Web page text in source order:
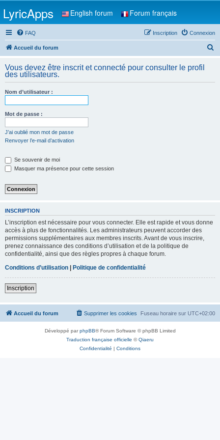
LyricApps English forum Forum français
FAQ Connexion
Inscription
Accueil du forum
h
Vous devez être inscrit et connecté pour consulter le profil
des utilisateurs.
Nom d’utilisateur :
Mot de passe :
J’ai oublié mon mot de passe
Renvoyer l’e-mail d’activation
Se souvenir de moi
Masquer ma présence pour cette session
INSCRIPTION
L’inscription est nécessaire pour vous connecter. Elle est rapide et vous donne
accès à plus de fonctionnalités. Les administrateurs peuvent accorder des
permissions supplémentaires aux membres inscrits. Avant de vous inscrire,
prenez connaissance des conditions d’utilisation et de la politique de
confidentialité, ainsi que des règles propres à chaque forum.
Conditions d’utilisation | Politique de confidentialité
Inscription
Accueil du forum Fuseau horaire sur UTC+02:00
Supprimer les cookies
Développé parphpBB® Forum Software © phpBB Limited
Traduction française officielle ©Qiaeru
Confidentialité | Conditions